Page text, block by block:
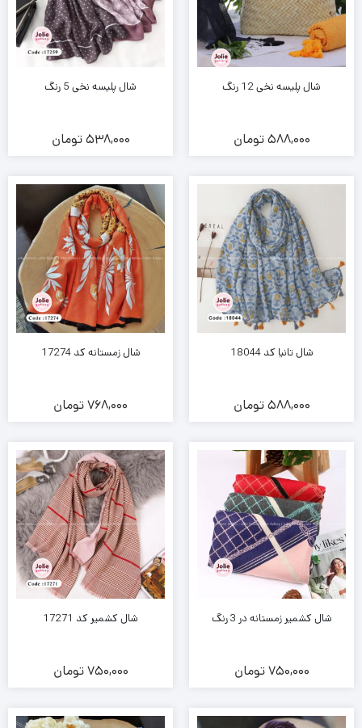
شال پلیسه نخی 12 رنگ
588,000تومان
شال پلیسه نخی 5 رنگ
538,000تومان
شال تانیا کد 18044
588,000تومان
شال زمستانه کد 17274
768,000تومان
شال کشمیر زمستانه در 3 رنگ
750,000تومان
شال کشمیر کد 17271
750,000تومان